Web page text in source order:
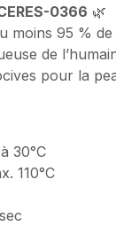
0366 🌿
moins 95 %
de
pour la
30°C
110°C